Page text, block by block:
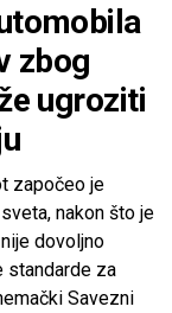
zbog
ugroziti
započeo je
nakon što je
dovoljno
standarde za
Savezni